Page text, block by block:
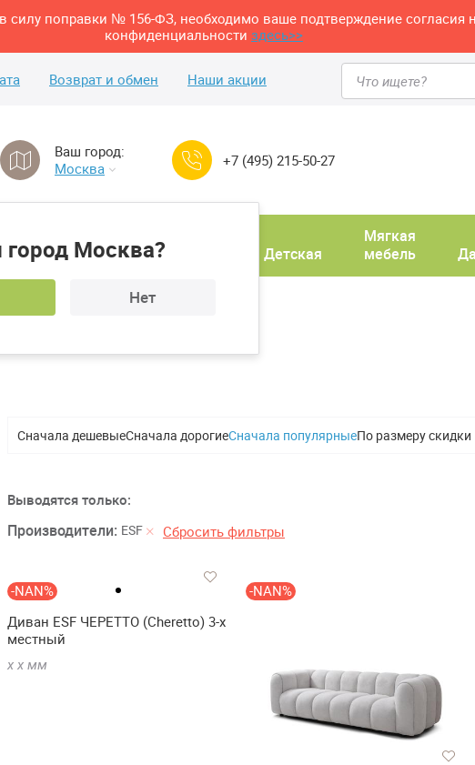
силу поправки № 156-ФЗ, необходимо ваше подтверждение согласия
конфиденциальности здесь>>
Возврат и обмен Наши акции
Ваш город:
Москва
Москва?
Нет
+7 (495) 215-50-27
кабинет
Детская
Мягкая
мебель
Сначала дешевыеСначала дорогиеСначала популярныеПо размеру скидки
Выводятся только:
Производители: ESF Сбросить фильтры
-NAN%
Диван ESF ЧЕРЕТТО (Cheretto) 3-х
местный
х х мм
-NAN%